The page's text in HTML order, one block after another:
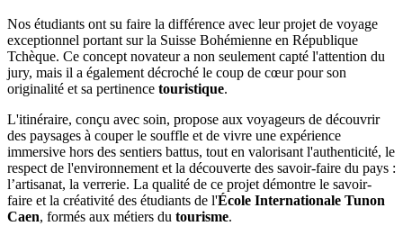
Nos étudiants ont su faire la différence avec leur projet de voyage
exceptionnel portant sur la Suisse Bohémienne en République
Tchèque. Ce concept novateur a non seulement capté l'attention du
jury, mais il a également décroché le coup de cœur pour son
originalité et sa pertinence touristique.
L'itinéraire, conçu avec soin, propose aux voyageurs de découvrir
des paysages à couper le souffle et de vivre une expérience
immersive hors des sentiers battus, tout en valorisant l'authenticité, le
respect de l'environnement et la découverte des savoir-faire du pays :
l’artisanat, la verrerie. La qualité de ce projet démontre le savoir-
faire et la créativité des étudiants de l'École Internationale Tunon
Caen, formés aux métiers du tourisme.